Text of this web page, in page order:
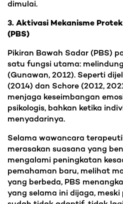
dimulai.
3. Aktivasi Mekanisme
(PBS)
Pikiran Bawah Sadar (PBS)
satu fungsi utama:
(Gunawan, 2012). Seperti
(2014) dan Schore (2012,
menjaga keseimbangan
psikologis, bahkan ketika
menyadarinya.
Selama wawancara
merasakan suasana yang
mengalami peningkatan
pemahaman baru, melihat
yang berbeda, PBS
yang selama ini dijaga,